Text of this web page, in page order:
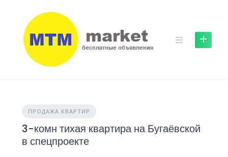
content
ПРОДАЖА КВАРТИР
3-комн тихая квартира на Бугаёвской
в спецпроекте